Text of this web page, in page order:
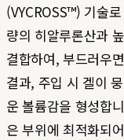
(VYCROSS™) 기술
량의 히알루론산과
결합하여, 부드러우
결과, 주입 시 겔이
운 볼륨감을 형성합
은 부위에 최적화되